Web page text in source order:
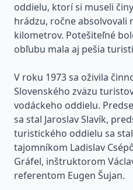
oddielu, ktorí si museli
hrádzu, ročne absolvovali
kilometrov. Potešiteľné
obľubu mala aj pešia
V roku 1973 sa oživila
Slovenského zväzu
vodáckeho oddielu.
sa stal Jaroslav Slavík,
turistického oddielu sa
tajomníkom Ladislav
Gráfel, inštruktorom
referentom Eugen Šujan.